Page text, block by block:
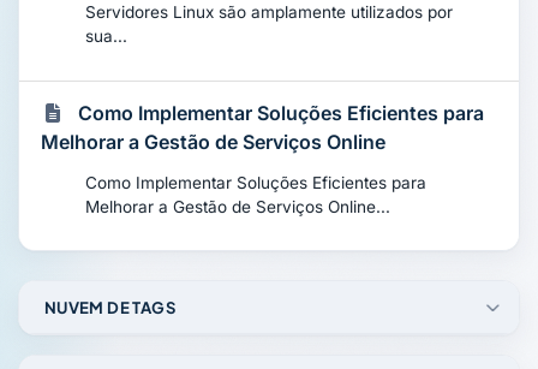
Servidores Linux são amplamente utilizados por
sua...
Como Implementar Soluções Eficientes para
Melhorar a Gestão de Serviços Online
Como Implementar Soluções Eficientes para
Melhorar a Gestão de Serviços Online...
NUVEM DE TAGS